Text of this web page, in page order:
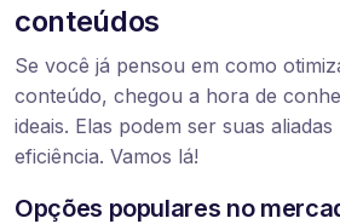
conteúdos
Se você já pensou em como
conteúdo, chegou a hora de
ideais. Elas podem ser suas
eficiência. Vamos lá!
Opções populares no